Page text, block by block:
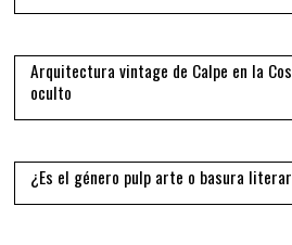
Arquitectura vintage de Calpe en la
oculto
¿Es el género pulp arte o basura